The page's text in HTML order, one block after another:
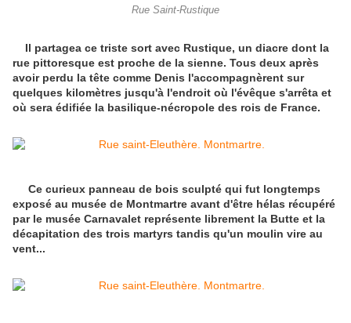
Rue Saint-Rustique
Il partagea ce triste sort avec Rustique, un diacre dont la
rue pittoresque est proche de la sienne. Tous deux après
avoir perdu la tête comme Denis l'accompagnèrent sur
quelques kilomètres jusqu'à l'endroit où l'évêque s'arrêta et
où sera édifiée la basilique-nécropole des rois de France.
Ce curieux panneau de bois sculpté qui fut longtemps
exposé au musée de Montmartre avant d'être hélas récupéré
par le musée Carnavalet représente librement la Butte et la
décapitation des trois martyrs tandis qu'un moulin vire au
vent...